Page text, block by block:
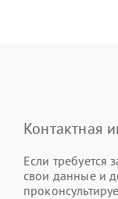
Контактная
Если требуется
свои данные и